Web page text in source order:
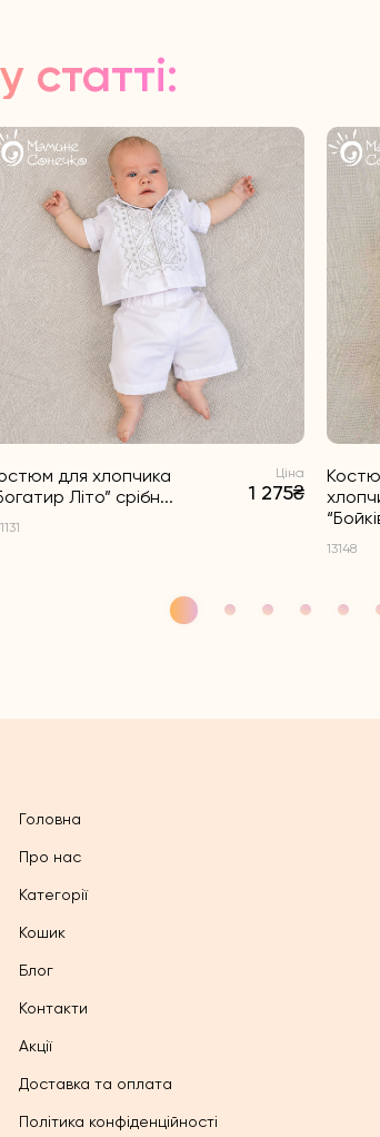
статті:
для хлопчика
Літо” срібн...
Ціна
1 275₴
13148
Головна
Про нас
Категорії
Кошик
Блог
Контакти
Акції
Доставка та оплата
Політика конфіденційності